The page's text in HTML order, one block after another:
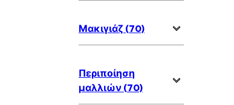
Μακιγιάζ (70)
Περιποίηση
μαλλιών (70)